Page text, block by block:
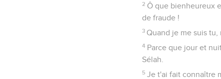
2 Ô que bienheureux
de fraude !
3 Quand je me suis tu,
4 Parce que jour et
Sélah.
5 Je t'ai fait connaître